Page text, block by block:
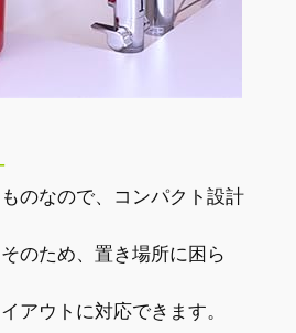
のなので、コンパクト設計
のため、置き場所に困ら
アウトに対応できます。